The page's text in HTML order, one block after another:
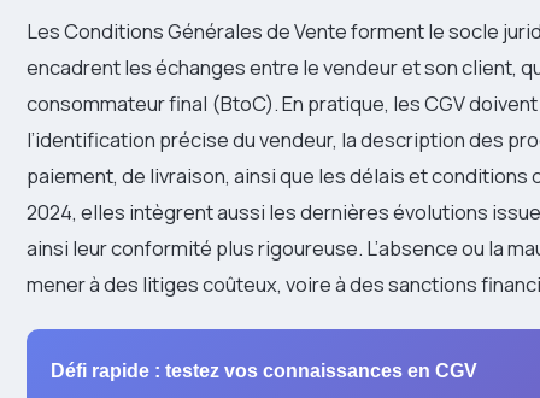
Les Conditions Générales de Vente forment le socle
encadrent les échanges entre le vendeur et son client,
consommateur final (BtoC). En pratique, les CGV
l’identification précise du vendeur, la description des
paiement, de livraison, ainsi que les délais et
2024, elles intègrent aussi les dernières évolutions
ainsi leur conformité plus rigoureuse. L’absence ou la
mener à des litiges coûteux, voire à des sanctions
Défi rapide : testez vos connaissances en CGV